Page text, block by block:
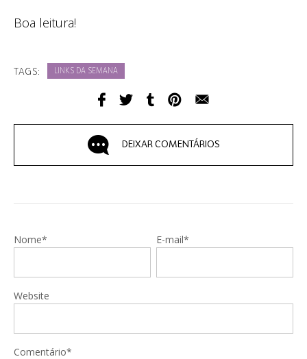
Boa leitura!
TAGS: LINKS DA SEMANA
DEIXAR COMENTÁRIOS
Nome* E-mail*
Website
Comentário*